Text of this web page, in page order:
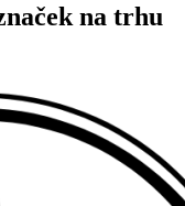
na trhu